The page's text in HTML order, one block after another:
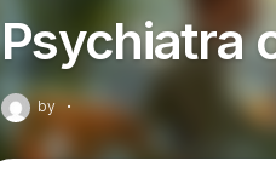
Psychiatra
by ·